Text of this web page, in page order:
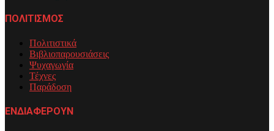
ΠΟΛΙΤΙΣΜΟΣ
Πολιτιστικά
Βιβλιοπαρουσιάσεις
Ψυχαγωγία
Τέχνες
Παράδοση
ΕΝΔΙΑΦΕΡΟΥΝ